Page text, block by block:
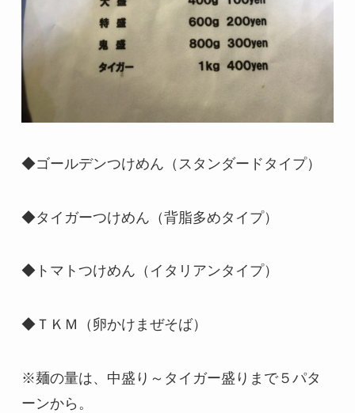
◆ゴールデンつけめん（スタンダードタイプ）
◆タイガーつけめん（背脂多めタイプ）
◆トマトつけめん（イタリアンタイプ）
◆ＴＫＭ（卵かけまぜそば）
※麺の量は、中盛り～タイガー盛りまで５パタ
ーンから。